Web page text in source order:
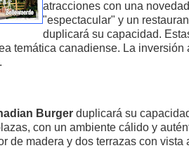
atracciones con una novedad
"espectacular" y un
duplicará su capacidad.
temática canadiense. La inversión
Burgerduplicará su
con un ambiente cálido y
de madera y dos terrazas con vista